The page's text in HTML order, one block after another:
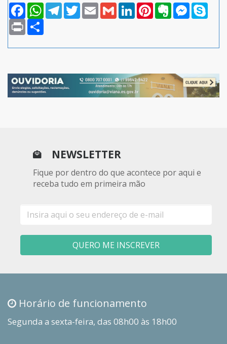
FacebookWhatsAppTelegramTwitterEmail Gmail LinkedInPinterestEvernoteMessenger
Print
NEWSLETTER
Fique por dentro do que acontece por aqui e
receba tudo em primeira mão
mail
QUERO ME INSCREVER
Horário de funcionamento
Segunda a sexta-feira, das 08h00 às 18h00